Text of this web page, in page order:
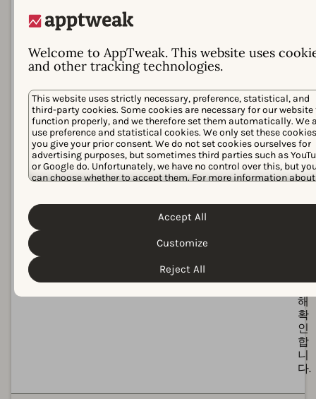
Welcome to AppTweak. This website uses
and other tracking technologies.
This website uses strictly necessary, preference, statistical, and
third-party cookies. Some cookies are necessary for our website
function properly, and we therefore set them automatically. We
use preference and statistical cookies. We only set these
you give your prior consent. We do not set cookies ourselves for
advertising purposes, but sometimes third parties such as
or Google do. Unfortunately, we have no control over this, but
can choose whether to accept them. For more information
customize your cookie settings and preferences by clicking the
Reject All
Customize
Accept All
분
리
있
습
니
다.
기 .
점
분
석
으
로
Ads
의
제
해
확
인
합
니
다.